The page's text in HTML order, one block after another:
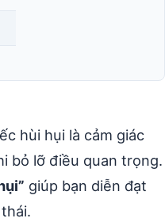
hùi hụi là cảm giác
bỏ lỡ điều quan trọng.
giúp bạn diễn đạt